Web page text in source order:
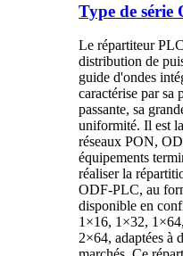
Type de
Le répartiteur
distribution de
guide d'ondes
caractérise par sa
passante, sa
uniformité. Il est
réseaux PON,
équipements
réaliser la
ODF-PLC, au
disponible en
1×16, 1×32,
2×64, adaptées à